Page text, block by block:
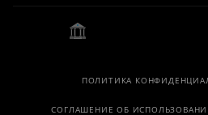
ПОЛИТИКА
СОГЛАШЕНИЕ ОБ